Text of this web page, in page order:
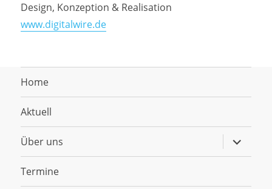
Design, Konzeption & Realisation
www.digitalwire.de
Home
Aktuell
Über uns anzeigen
Termine